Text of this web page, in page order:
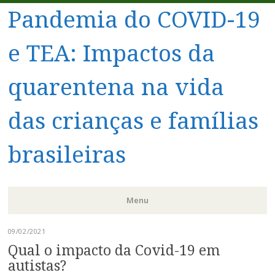
Pandemia do COVID-19
e TEA: Impactos da
quarentena na vida
das crianças e famílias
brasileiras
Menu
Pular
para
o
09/02/2021
Qual o impacto da Covid-19 em
autistas?